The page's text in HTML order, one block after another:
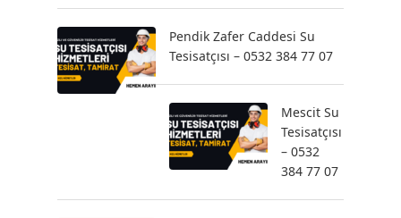
Pendik Zafer Caddesi Su
Tesisatçısı – 0532 384 77 07
Mescit Su
Tesisatçısı
– 0532
384 77 07